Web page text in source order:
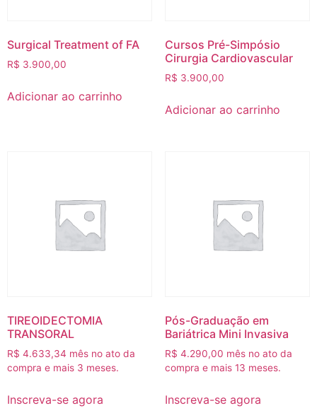
Surgical Treatment of FA‎
R$ 3.900,00
Adicionar ao carrinho
Cursos Pré-Simpósio
Cirurgia Cardiovascular
R$ 3.900,00
Adicionar ao carrinho
TIREOIDECTOMIA
TRANSORAL
R$ 4.633,34 mês no ato da
compra e mais 3 meses.
Inscreva-se agora
Pós-Graduação em
Bariátrica Mini Invasiva
R$ 4.290,00 mês no ato da
compra e mais 13 meses.
Inscreva-se agora